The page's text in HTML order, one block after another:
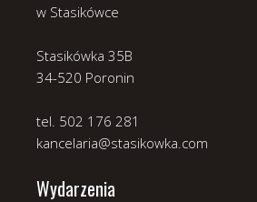
w Stasikówce
Stasikówka 35B
34-520 Poronin
tel. 502 176 281
kancelaria@stasikowka.com
Wydarzenia